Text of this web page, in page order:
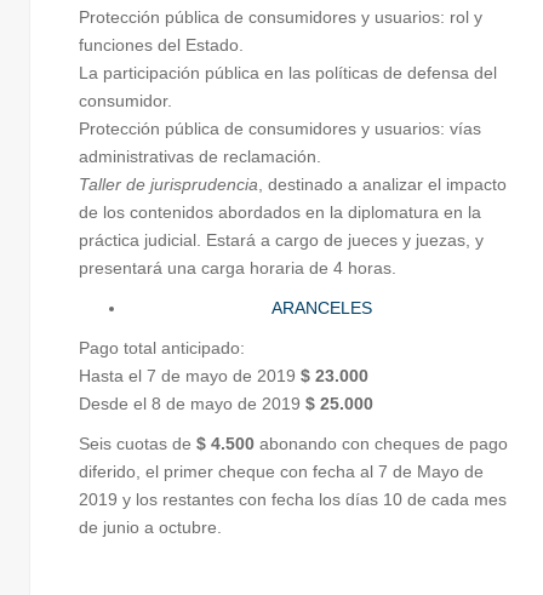
Protección pública de consumidores y usuarios: rol y
funciones del Estado.
La participación pública en las políticas de defensa del
consumidor.
Protección pública de consumidores y usuarios: vías
administrativas de reclamación.
Taller de jurisprudencia , destinado a analizar el impacto
de los contenidos abordados en la diplomatura en la
práctica judicial. Estará a cargo de jueces y juezas, y
presentará una carga horaria de 4 horas.
ARANCELES
Pago total anticipado:
Hasta el 7 de mayo de 2019 $ 23.000
Desde el 8 de mayo de 2019 $ 25.000
Seis cuotas de $ 4.500 abonando con cheques de pago
diferido, el primer cheque con fecha al 7 de Mayo de
2019 y los restantes con fecha los días 10 de cada mes
de junio a octubre.